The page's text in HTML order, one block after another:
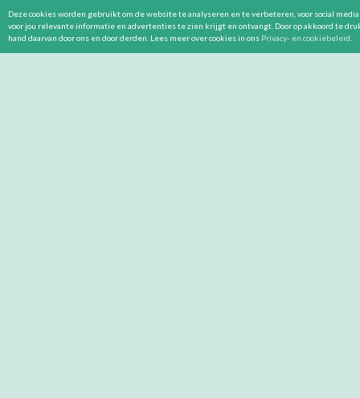
Deze cookies worden gebruikt om de website te analyseren en te verbeteren, voor social
voor jou relevante informatie en advertenties te zien krijgt en ontvangt. Door op akkoord te
hand daarvan door ons en door derden. Lees meer over cookies in ons Privacy- en cookiebeleid